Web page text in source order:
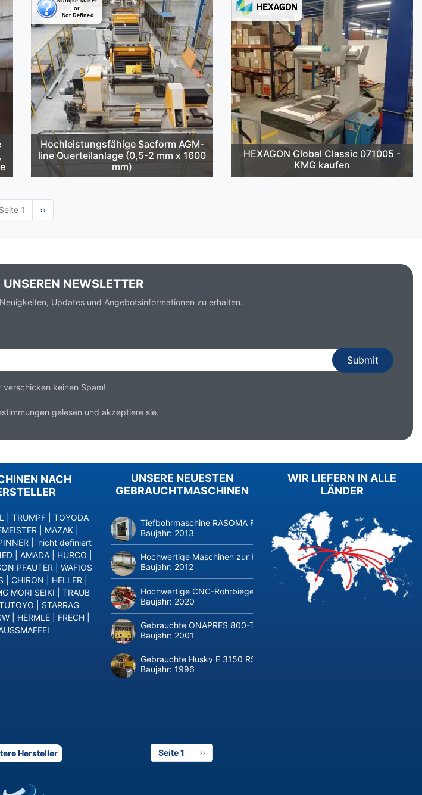
Hochleistungsfähige Sacform AGM-
line Querteilanlage (0,5-2 mm x 1600
mm)
HEXAGON Global Classic 071005 -
KMG kaufen
Seite 1
Nächste
Seite
››
NEWSLETTER
Updates und Angebotsinformationen zu erhalten.
verschicken keinen Spam!
gelesen und akzeptiere sie.
UNSERE NEUESTEN
GEBRAUCHTMASCHINEN
Tiefbohrmaschine RASOMA FZS 3200 (Baujahr 2014, Siemens 840D sl)
Baujahr: 2013
Hochwertige Maschinen zur Herstellung und Verarbeitung von
Baujahr: 2012
Hochwertige CNC-Rohrbiegemaschine transfluid DB 642-CNC-R/L zu
Baujahr: 2020
Gebrauchte ONAPRES 800-Tonnen Hydraulikpresse kaufen
Baujahr: 2001
Gebrauchte Husky E 3150 RS 170/155 Spritzgießmaschine kaufen
Baujahr:1996
Seite 1
Nächste
Seite
››
NACH
TRUMPF
TOYODA
MAZAK
'nicht definiert
AMADA HURCO
PFAUTER
WAFIOS
CHIRON HELLER
MORI SEIKI
TRAUB
STARRAG
HERMLE FRECH
Hersteller
WIR LIEFERN IN ALLE
LÄNDER